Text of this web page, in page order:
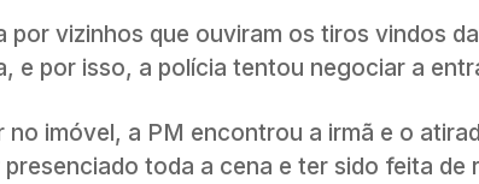
por vizinhos que ouviram os tiros vindos
e por isso, a polícia tentou negociar a
imóvel, a PM encontrou a irmã e o
toda a cena e ter sido feita de